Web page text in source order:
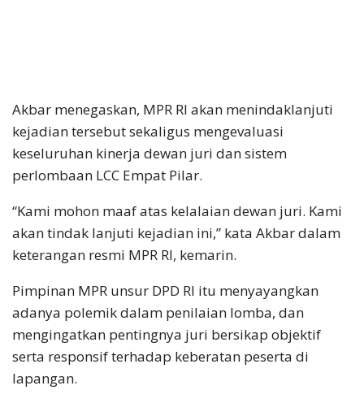
Akbar menegaskan, MPR RI akan menindaklanjuti
kejadian tersebut sekaligus mengevaluasi
keseluruhan kinerja dewan juri dan sistem
perlombaan LCC Empat Pilar.
“Kami mohon maaf atas kelalaian dewan juri. Kami
akan tindak lanjuti kejadian ini,” kata Akbar dalam
keterangan resmi MPR RI, kemarin.
Pimpinan MPR unsur DPD RI itu menyayangkan
adanya polemik dalam penilaian lomba, dan
mengingatkan pentingnya juri bersikap objektif
serta responsif terhadap keberatan peserta di
lapangan.